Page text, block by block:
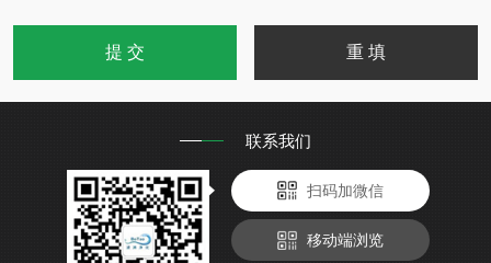
联系我们
扫码加微信
移动端浏览